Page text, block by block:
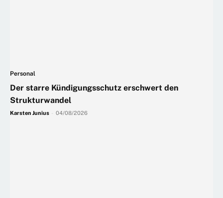
Personal
Der starre Kündigungsschutz erschwert den
Strukturwandel
Karsten Junius 04/08/2026